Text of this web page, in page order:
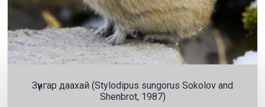
Зүүнгар даахай (Stylodipus sungorus Sokolov and
Shenbrot, 1987)